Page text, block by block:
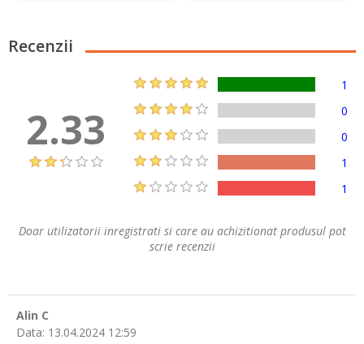
Recenzii
2.33
1
0
0
1
1
Doar utilizatorii inregistrati si care au achizitionat produsul pot
scrie recenzii
Alin C
Data: 13.04.2024 12:59